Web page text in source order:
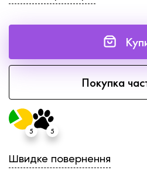
Покупка
Швидке повернення